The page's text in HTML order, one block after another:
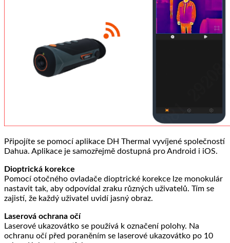
Připojíte se pomocí aplikace DH Thermal vyvíjené společností
Dahua. Aplikace je samozřejmě dostupná pro Android i iOS.
Dioptrická korekce
Pomocí otočného ovladače dioptrické korekce lze monokulár
nastavit tak, aby odpovídal zraku různých uživatelů. Tím se
zajistí, že každý uživatel uvidí jasný obraz.
Laserová ochrana očí
Laserové ukazovátko se používá k označení polohy. Na
ochranu očí před poraněním se laserové ukazovátko po 10